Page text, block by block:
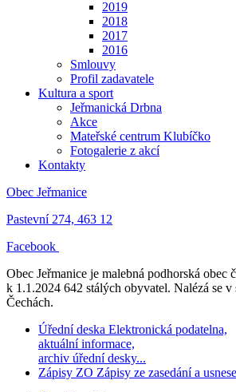
2019
2018
2017
2016
Smlouvy
Profil zadavatele
Kultura a sport
Jeřmanická Drbna
Akce
Mateřské centrum Klubíčko
Fotogalerie z akcí
Kontakty
Obec Jeřmanice
Pastevní 274, 463 12
Facebook
Obec Jeřmanice je malebná podhorská obec
k 1.1.2024 642 stálých obyvatel. Nalézá se
Čechách.
Úřední deska Elektronická podatelna,
aktuální informace,
archiv úřední desky...
Zápisy ZO Zápisy ze zasedání a